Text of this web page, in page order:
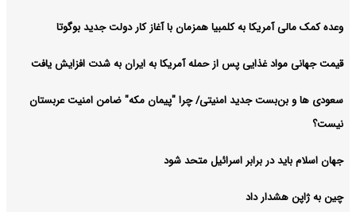
وعده کمک مالی آمریکا به کلمبیا همزمان با آغاز کار دولت جدید بوگوتا
قیمت جهانی مواد غذایی پس از حمله آمریکا به ایران به شدت افزایش یافت
سعودی ها و بن‌بست جدید امنیتی/ چرا "پیمان مکه" ضامن امنیت عربستان
نیست؟
جهان اسلام باید در برابر اسرائیل متحد شود
چین به ژاپن هشدار داد